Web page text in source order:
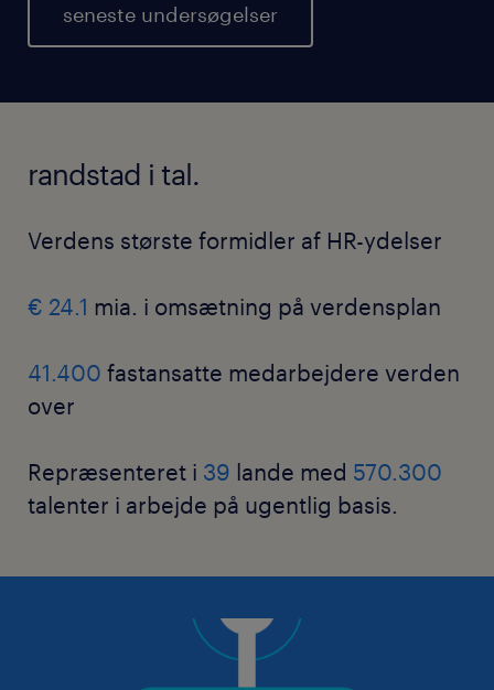
seneste undersøgelser
randstad i tal.
Verdens største formidler af HR-ydelser
€ 24.1 mia. i omsætning på verdensplan
41.400 fastansatte medarbejdere verden
over
Repræsenteret i 39 lande med 570.300
talenter i arbejde på ugentlig basis.